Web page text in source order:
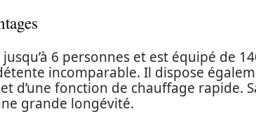
6 personnes et est équipé de
incomparable. Il dispose
d’une fonction de chauffage rapide.
grande longévité.